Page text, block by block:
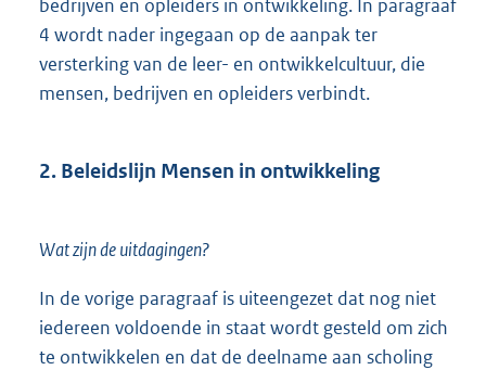
bedrijven en opleiders in ontwikkeling. In paragraaf
4 wordt nader ingegaan op de aanpak ter
versterking van de leer- en ontwikkelcultuur, die
mensen, bedrijven en opleiders verbindt.
2. Beleidslijn Mensen in ontwikkeling
Wat zijn de uitdagingen?
In de vorige paragraaf is uiteengezet dat nog niet
iedereen voldoende in staat wordt gesteld om zich
te ontwikkelen en dat de deelname aan scholing